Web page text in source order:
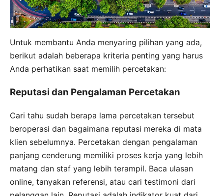
Untuk membantu Anda menyaring pilihan yang ada,
berikut adalah beberapa kriteria penting yang harus
Anda perhatikan saat memilih percetakan:
Reputasi dan Pengalaman Percetakan
Cari tahu sudah berapa lama percetakan tersebut
beroperasi dan bagaimana reputasi mereka di mata
klien sebelumnya. Percetakan dengan pengalaman
panjang cenderung memiliki proses kerja yang lebih
matang dan staf yang lebih terampil. Baca ulasan
online, tanyakan referensi, atau cari testimoni dari